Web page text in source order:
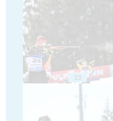
23